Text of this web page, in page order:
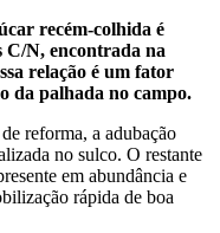
recém-colhida é
C/N, encontrada na
relação é um fator
da palhada no campo.
reforma, a adubação
no sulco. O restante
em abundância e
rápida de boa